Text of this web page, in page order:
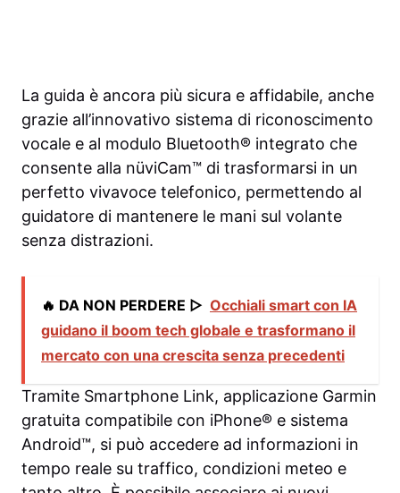
La guida è ancora più sicura e affidabile, anche
grazie all’innovativo sistema di riconoscimento
vocale e al modulo Bluetooth® integrato che
consente alla nüviCam™ di trasformarsi in un
perfetto vivavoce telefonico, permettendo al
guidatore di mantenere le mani sul volante
senza distrazioni.
🔥 DA NON PERDERE ▷ Occhiali smart con IA
guidano il boom tech globale e trasformano il
mercato con una crescita senza precedenti
Tramite Smartphone Link, applicazione Garmin
gratuita compatibile con iPhone® e sistema
Android™, si può accedere ad informazioni in
tempo reale su traffico, condizioni meteo e